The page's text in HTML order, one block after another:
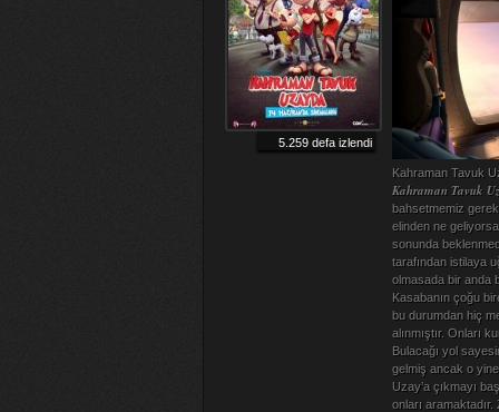
5.259 defa izlendi
Kahraman Tavuk
Kahraman Tavuk
bahsetmemiz
elinden ne
sonunda
tarafından istilaya
olmasada bir anda
Kasabanın çoğu
bu durumdan hiç
alınmıştır. Onları
Bulacağı yol
gelmiş ancak o
Uzay’a çıkmayı
onları